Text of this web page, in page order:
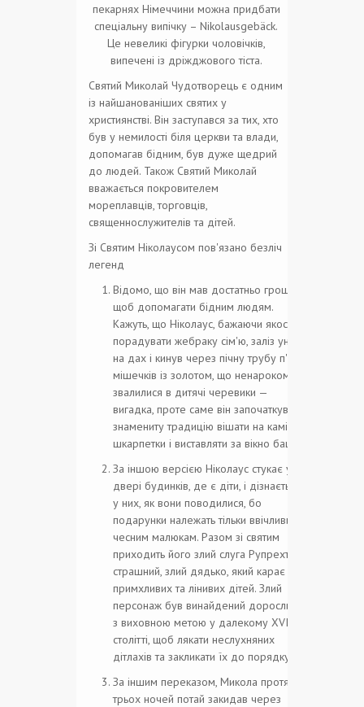
пекарнях Німеччини можна придбати
спеціальну випічку – Nikolausgebäck.
Це невеликі фігурки чоловічків,
випечені із дріжджового тіста.
Святий Миколай Чудотворець є одним
із найшанованіших святих у
християнстві. Він заступався за тих, хто
був у немилості біля церкви та влади,
допомагав бідним, був дуже щедрий
до людей. Також Святий Миколай
вважається покровителем
мореплавців, торговців,
священнослужителів та дітей.
Зі Святим Ніколаусом пов'язано безліч
легенд
Відомо, що він мав достатньо грошей,
щоб допомагати бідним людям.
Кажуть, що Ніколаус, бажаючи якось
порадувати жебраку сім'ю, заліз уночі
на дах і кинув через пічну трубу п'ять
мішечків із золотом, що ненароком
звалилися в дитячі черевики —
вигадка, проте саме він започаткував
знамениту традицію вішати на камін
шкарпетки і виставляти за вікно башти.
За іншою версією Ніколаус стукає у
двері будинків, де є діти, і дізнається
у них, як вони поводилися, бо
подарунки належать тільки ввічливим і
чесним малюкам. Разом зі святим
приходить його злий слуга Рупрехт,
страшний, злий дядько, який карає
примхливих та лінивих дітей. Злий
персонаж був винайдений дорослими
з виховною метою у далекому XVII
столітті, щоб лякати неслухняних
дітлахів та закликати їх до порядку.
За іншим переказом, Микола протягом
трьох ночей потай закидав через